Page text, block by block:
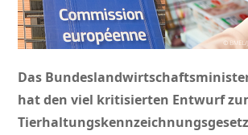
Das
hat den viel kritisierten Entwurf